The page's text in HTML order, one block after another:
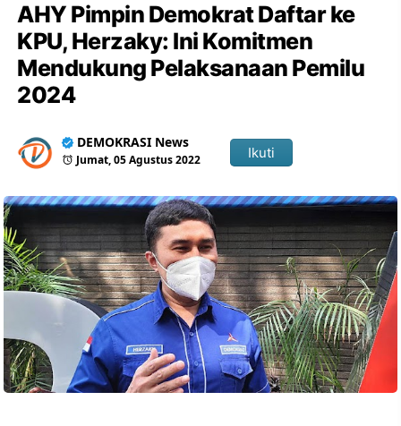
AHY Pimpin Demokrat Daftar ke
KPU, Herzaky: Ini Komitmen
Mendukung Pelaksanaan Pemilu
2024
DEMOKRASI News
Jumat, 05 Agustus 2022 Ikuti